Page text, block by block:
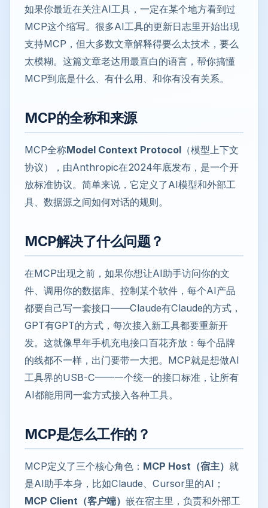
如果你最近在关注AI工具，一定在某个地方看到过
MCP这个缩写。很多AI工具的更新日志里开始出现
支持MCP，但大多数文章解释得要么太技术，要么
太模糊。这篇文章老达用最直白的语言，帮你搞懂
MCP到底是什么、有什么用、和你有没有关系。
MCP的全称和来源
MCP全称Model Context Protocol （模型上下文
协议），由Anthropic在2024年底发布，是一个开
放标准协议。简单来说，它定义了AI模型和外部工
具、数据源之间如何对话的规则。
MCP解决了什么问题？
在MCP出现之前，如果你想让AI助手访问你的文
件、调用你的数据库、控制某个软件，每个AI产品
都要自己写一套接口——Claude有Claude的方式，
GPT有GPT的方式，每次接入新工具都要重新开
发。这就像早年手机充电接口百花齐放：每个品牌
的线都不一样，出门要带一大把。MCP就是想做AI
工具界的USB-C——一个统一的接口标准，让所有
AI都能用同一套方式接入各种工具。
MCP是怎么工作的？
MCP定义了三个核心角色： MCP Host（宿主） 就
是AI助手本身，比如Claude、Cursor里的AI；
MCP Client（客户端） 嵌在宿主里，负责和外部工